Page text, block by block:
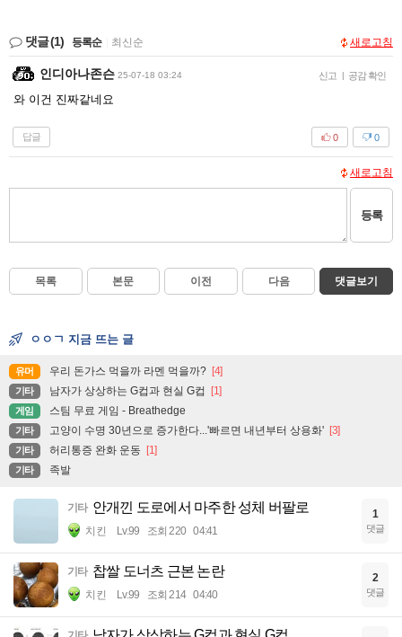
댓글(1) 등록순 최신순 새로고침
인디아나존슨 25-07-18 03:24 신고 | 공감 확인
와 이건 진짜같네요
답글 0
0
새로고침
등록
목록 본문 이전 다음 댓글보기
ㅇㅇㄱ 지금 뜨는 글
유머 우리 돈가스 먹을까 라멘 먹을까? [4]
기타 남자가 상상하는 G컵과 현실 G컵 [1]
게임 스팀 무료 게임 - Breathedge
기타 고양이 수명 30년으로 증가한다...'빠르면 내년부터 상용화' [3]
기타 허리통증 완화 운동 [1]
기타 족발
기타 안개낀 도로에서 마주한 성체 버팔로
치킨 Lv.99 조회 220 04:41
1
댓글
기타 찹쌀 도너츠 근본 논란
치킨 Lv.99 조회 214 04:40
2
댓글